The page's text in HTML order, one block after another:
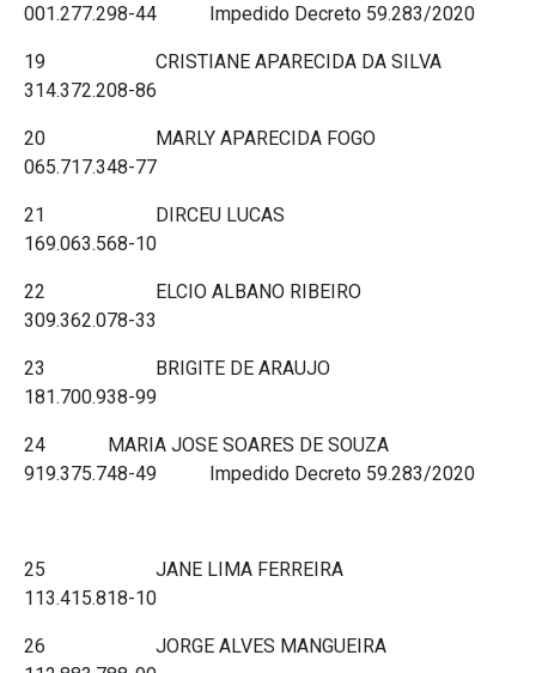
001.277.298-44 Impedido Decreto 59.283/2020
19 CRISTIANE APARECIDA DA SILVA
314.372.208-86
20 MARLY APARECIDA FOGO
065.717.348-77
21 DIRCEU LUCAS
169.063.568-10
22 ELCIO ALBANO RIBEIRO
309.362.078-33
23 BRIGITE DE ARAUJO
181.700.938-99
24 MARIA JOSE SOARES DE SOUZA
919.375.748-49 Impedido Decreto 59.283/2020
25 JANE LIMA FERREIRA
113.415.818-10
26 JORGE ALVES MANGUEIRA